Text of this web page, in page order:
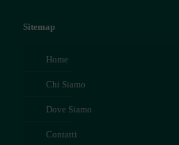
Sitemap
Home
Chi Siamo
Dove Siamo
Contatti